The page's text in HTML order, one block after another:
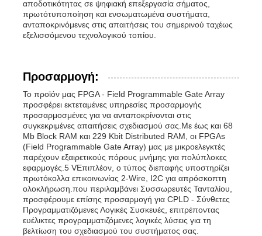
αποδοτικότητας σε ψηφιακή επεξεργασία σήματος,
πρωτότυποποίηση και ενσωματωμένα συστήματα,
ανταποκρινόμενες στις απαιτήσεις του σημερινού ταχέως
εξελισσόμενου τεχνολογικού τοπίου.
Προσαρμογή:
Το προϊόν μας FPGA - Field Programmable Gate Array
προσφέρει εκτεταμένες υπηρεσίες προσαρμογής
προσαρμοσμένες για να ανταποκρίνονται στις
συγκεκριμένες απαιτήσεις σχεδιασμού σας.Με έως και 68
Mb Block RAM και 229 Kbit Distributed RAM, οι FPGAs
(Field Programmable Gate Array) μας με μικροελεγκτές
παρέχουν εξαιρετικούς πόρους μνήμης για πολύπλοκες
εφαρμογές.5 VΕπιπλέον, ο τύπος διεπαφής υποστηρίζει
πρωτόκολλα επικοινωνίας 2-Wire, I2C για απρόσκοπτη
ολοκλήρωση.που περιλαμβάνει Συσσωρευτές Τανταλίου,
προσφέρουμε επίσης προσαρμογή για CPLD - Σύνθετες
Προγραμματιζόμενες Λογικές Συσκευές, επιτρέποντας
ευέλικτες προγραμματιζόμενες λογικές λύσεις για τη
βελτίωση του σχεδιασμού του συστήματος σας.